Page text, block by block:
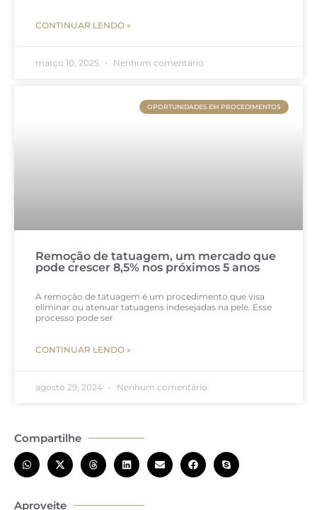
CONTINUAR LENDO »
março 10, 2025 Nenhum comentário
OPORTUNIDADES EM PROCEDIMENTOS
Remoção de tatuagem, um mercado que
pode crescer 8,5% nos próximos 5 anos
A remoção de tatuagem é um procedimento que visa
eliminar ou atenuar tatuagens indesejadas na pele. Esse
processo pode ser
CONTINUAR LENDO »
agosto 29, 2024 Nenhum comentário
Compartilhe
Aproveite